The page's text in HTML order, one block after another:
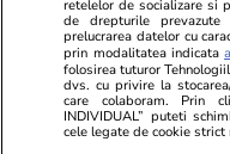
pur și simplu
materie de
față de o altă țară.
retelelor de socializare si
de drepturile
prelucrarea datelor cu
prin modalitatea indicata
folosirea tuturor
dvs. cu privire la
care colaboram. Prin
INDIVIDUAL” puteti
cele legate de cookie